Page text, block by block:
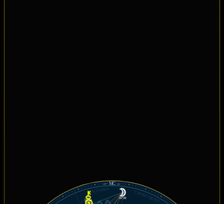
07° MC 25'
CAPRICORNIO
ACUARIO
00°39'
22°44'